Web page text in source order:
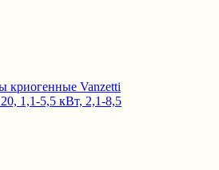
криогенные Vanzetti
1,1-5,5 кВт, 2,1-8,5